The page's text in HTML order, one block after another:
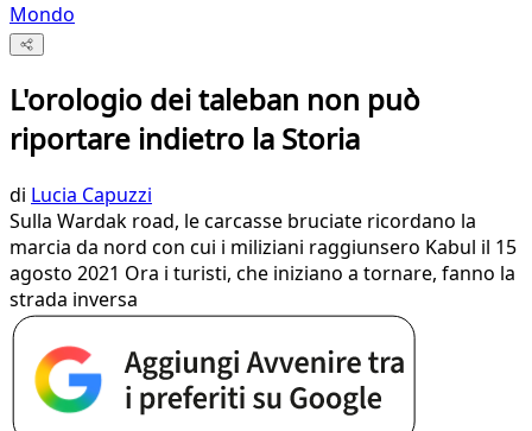
Mondo
L'orologio dei taleban non può
riportare indietro la Storia
di Lucia Capuzzi
Sulla Wardak road, le carcasse bruciate ricordano la
marcia da nord con cui i miliziani raggiunsero Kabul il 15
agosto 2021 Ora i turisti, che iniziano a tornare, fanno la
strada inversa